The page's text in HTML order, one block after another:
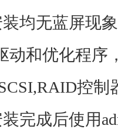
均无蓝屏现
动和优化程序
控
完成后使用